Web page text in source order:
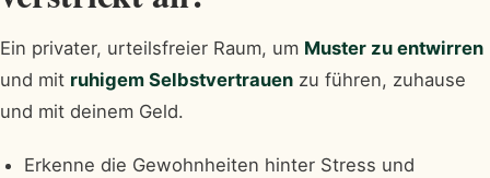
Ein privater, urteilsfreier Raum, um Muster zu entwirren
und mit ruhigem Selbstvertrauen zu führen, zuhause
und mit deinem Geld.
Erkenne die Gewohnheiten hinter Stress und